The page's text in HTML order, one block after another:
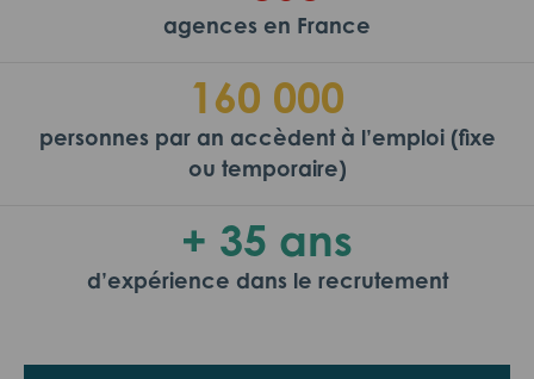
agences en France
160 000
personnes par an accèdent à l’emploi (fixe
ou temporaire)
+ 35 ans
d’expérience dans le recrutement